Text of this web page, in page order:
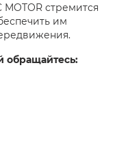
стремится
им
обращайтесь: